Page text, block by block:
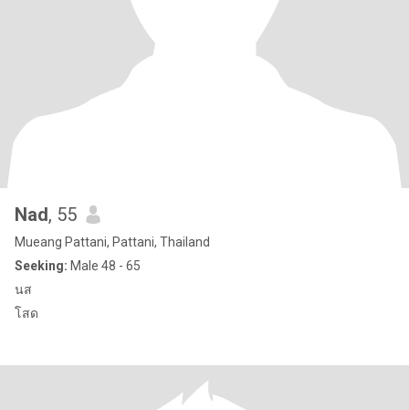
Nad, 55
Mueang Pattani, Pattani, Thailand
Seeking: Male 48 - 65
นส
โสด